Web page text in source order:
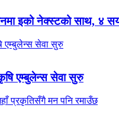
इको नेक्स्टको साथ, ४
एम्बुलेन्स सेवा सुरु